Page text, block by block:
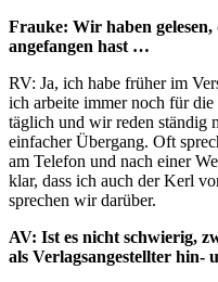
Frauke: Wir haben
angefangen hast …
RV: Ja, ich habe früher im
ich arbeite immer noch für
täglich und wir reden ständig
einfacher Übergang. Oft
am Telefon und nach einer
klar, dass ich auch der Kerl
sprechen wir darüber.
AV: Ist es nicht schwierig,
als Verlagsangestellter hin-